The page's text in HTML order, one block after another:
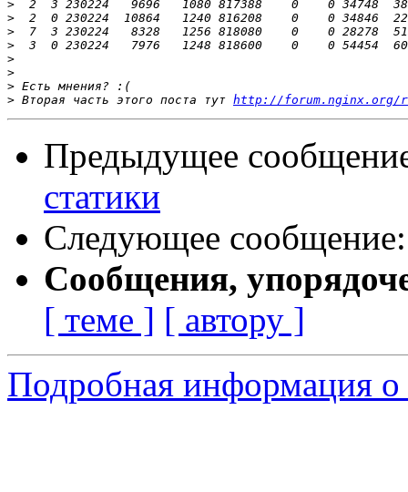
>
>
>
>
>
>
>
> Вторая часть этого поста тут http://forum.nginx.org/
Предыдущее
статики
Следующее
Сообщения,
[ теме ] [ автору ]
Подробная информация